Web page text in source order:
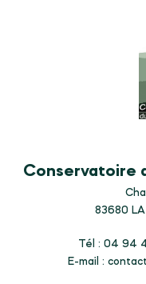
Conservatoire
83680
Tél : 04 94
E-mail :